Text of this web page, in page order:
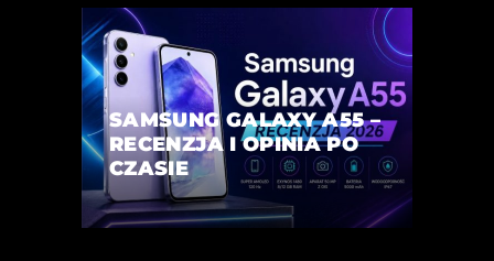
SAMSUNG GALAXY A55 –
RECENZJA I OPINIA PO
CZASIE